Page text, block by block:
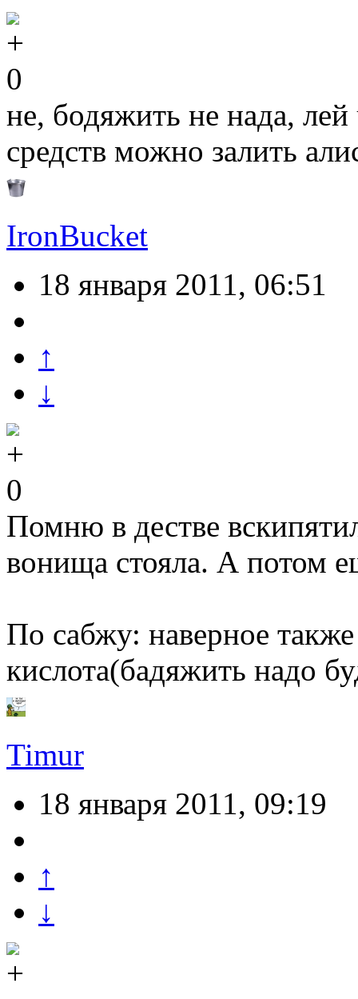
0
не, бодяжить не нада,
средств можно залить
IronBucket
18 января 2011, 06:51
↑
↓
0
Помню в дестве
вонища стояла. А потом
По сабжу: наверное
кислота(бадяжить надо
Timur
18 января 2011, 09:19
↑
↓